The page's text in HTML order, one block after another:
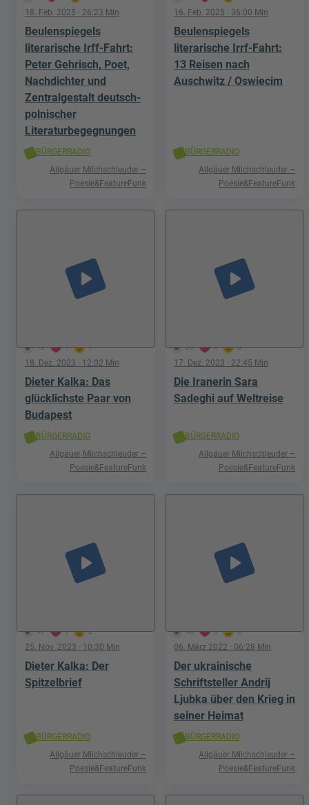
18. Feb. 2025 · 26:23 Min
Beulenspiegels
literarische Irff-Fahrt:
Peter Gehrisch, Poet,
Nachdichter und
Zentralgestalt deutsch-
polnischer
Literaturbegegnungen
BÜRGERRADIO
Allgäuer Milchschleuder –
Poesie&FeatureFunk
16. Feb. 2025 · 36:00 Min
Beulenspiegels
literarische Irrf-Fahrt:
13 Reisen nach
Auschwitz / Oswiecim
BÜRGERRADIO
Allgäuer Milchschleuder –
Poesie&FeatureFunk
16 1 1
play_arrow
18. Dez. 2023 · 12:02 Min
Dieter Kalka: Das
glücklichste Paar von
Budapest
BÜRGERRADIO
Allgäuer Milchschleuder –
Poesie&FeatureFunk
26 4 0
play_arrow
17. Dez. 2023 · 22:45 Min
Die Iranerin Sara
Sadeghi auf Weltreise
BÜRGERRADIO
Allgäuer Milchschleuder –
Poesie&FeatureFunk
41 1 2
play_arrow
25. Nov. 2023 · 10:30 Min
Dieter Kalka: Der
Spitzelbrief
BÜRGERRADIO
Allgäuer Milchschleuder –
Poesie&FeatureFunk
48 3 0
play_arrow
06. März 2022 · 06:28 Min
Der ukrainische
Schriftsteller Andrij
Ljubka über den Krieg in
seiner Heimat
BÜRGERRADIO
Allgäuer Milchschleuder –
Poesie&FeatureFunk